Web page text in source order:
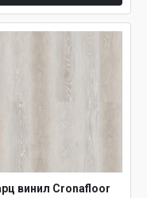
винил Cronafloor